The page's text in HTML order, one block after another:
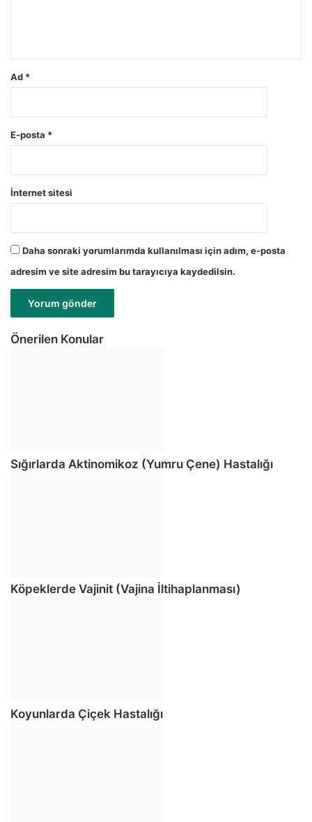
Ad *
E-posta *
İnternet sitesi
Daha sonraki yorumlarımda kullanılması için adım, e-posta
adresim ve site adresim bu tarayıcıya kaydedilsin.
Önerilen Konular
Sığırlarda Aktinomikoz (Yumru Çene) Hastalığı
Köpeklerde Vajinit (Vajina İltihaplanması)
Koyunlarda Çiçek Hastalığı